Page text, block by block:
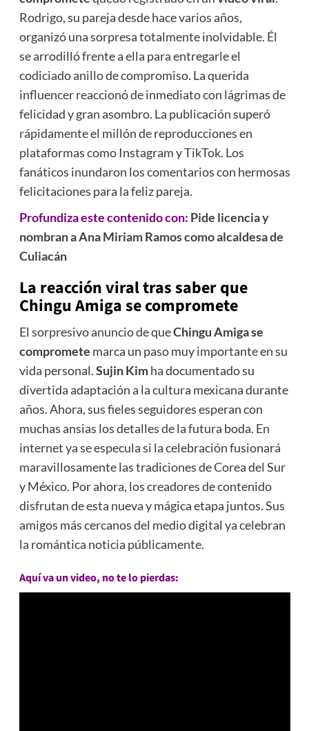
Rodrigo, su pareja desde hace varios años,
organizó una sorpresa totalmente inolvidable. Él
se arrodilló frente a ella para entregarle el
codiciado anillo de compromiso. La querida
influencer reaccionó de inmediato con lágrimas de
felicidad y gran asombro. La publicación superó
rápidamente el millón de reproducciones en
plataformas como Instagram y TikTok. Los
fanáticos inundaron los comentarios con hermosas
felicitaciones para la feliz pareja.
Profundiza este contenido con: Pide licencia y
nombran a Ana Miriam Ramos como alcaldesa de
Culiacán
La reacción viral tras saber que
Chingu Amiga se compromete
El sorpresivo anuncio de queChingu Amiga se
compromete marca un paso muy importante en su
vida personal.Sujin Kimha documentado su
divertida adaptación a la cultura mexicana durante
años. Ahora, sus fieles seguidores esperan con
muchas ansias los detalles de la futura boda. En
internet ya se especula si la celebración fusionará
maravillosamente las tradiciones de Corea del Sur
y México. Por ahora, los creadores de contenido
disfrutan de esta nueva y mágica etapa juntos. Sus
amigos más cercanos del medio digital ya celebran
la romántica noticia públicamente.
Aquí va un video, no te lo pierdas: